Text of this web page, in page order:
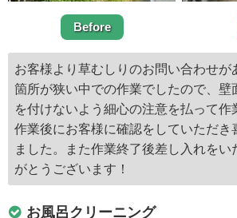
Before
お客様より草むしりのお問い合わせが
箇所が狭い中での作業でしたので、壁
を付けないよう細心の注意を払って作
作業後にお客様に確認をしていただき
ました。また作業終了後差し入れをい
がとうございます！
お風呂クリーニング